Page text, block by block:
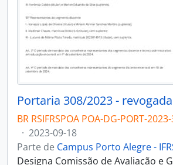
Portaria 308/2023 - revogada
BR RSIFRSPOA POA-DG-PORT-
· 2023-09-18
Parte de Campus Porto Alegre -
Designa Comissão de Avaliação e